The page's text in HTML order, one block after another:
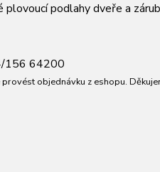
plovoucí podlahy dveře a
156 64200
objednávku z eshopu.